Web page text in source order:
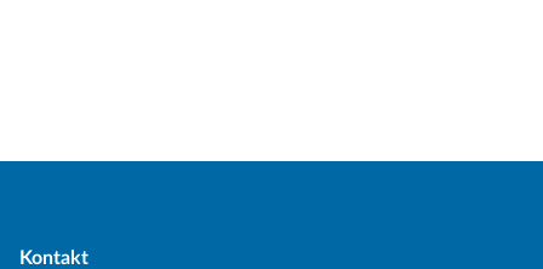
Kontakt